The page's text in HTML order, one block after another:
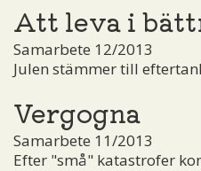
Att leva i
Samarbete 12/2013
Julen stämmer till
Vergogna
Samarbete 11/2013
Efter "små" katastrofer